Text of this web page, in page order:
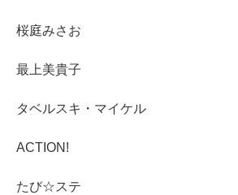
桜庭みさお
最上美貴子
タベルスキ・マイケル
ACTION!
たび☆ステ